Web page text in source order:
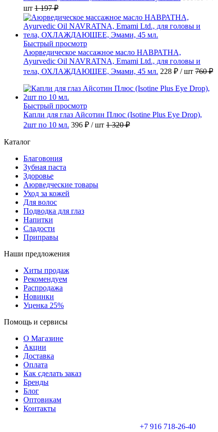
шт 1 197 ₽
Быстрый просмотр
Аюрведическое массажное масло НАВРАТНА,
Ayurvedic Oil NAVRATNA, Emami Ltd., для головы и
тела, ОХЛАЖДАЮЩЕЕ, Эмами, 45 мл. 228 ₽ / шт 760 ₽
Быстрый просмотр
Капли для глаз Айсотин Плюс (Isotine Plus Eye Drop),
2шт по 10 мл. 396 ₽ / шт 1 320 ₽
Каталог
Благовония
Зубная паста
Здоровье
Аюрведческие товары
Уход за кожей
Для волос
Подводка для глаз
Напитки
Сладости
Приправы
Наши предложения
Хиты продаж
Рекомендуем
Распродажа
Новинки
Уценка 25%
Помощь и сервисы
О Магазине
Акции
Доставка
Оплата
Как сделать заказ
Бренды
Блог
Оптовикам
Контакты
+7 916 718-26-40